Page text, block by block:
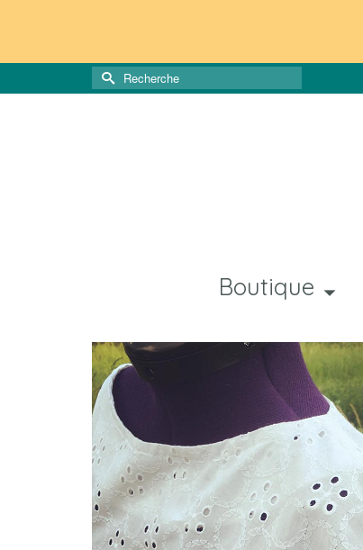
Rechercher :
Boutique